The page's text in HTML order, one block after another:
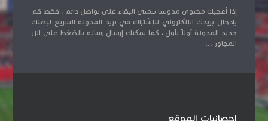
إذا أعجبك محتوى مدونتنا نتمنى البقاء على تواصل دائم ، فقط قم
بإدخال بريدك الإلكتروني للإشتراك في بريد المدونة السريع ليصلك
جديد المدونة أولاً بأول ، كما يمكنك إرسال رساله بالضغط على الزر
المجاور ...
إحصائيات الموقع